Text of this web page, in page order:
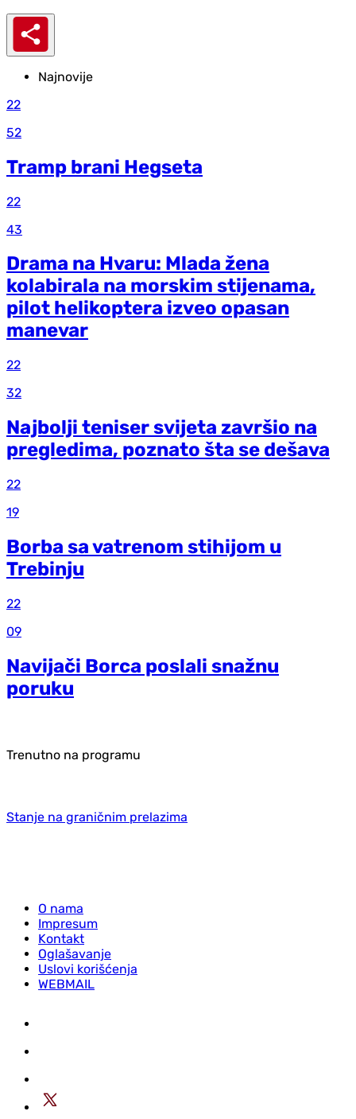
Najnovije
22
52
Tramp brani Hegseta
22
43
Drama na Hvaru: Mlada žena
kolabirala na morskim stijenama,
pilot helikoptera izveo opasan
manevar
22
32
Najbolji teniser svijeta završio na
pregledima, poznato šta se dešava
22
19
Borba sa vatrenom stihijom u
Trebinju
22
09
Navijači Borca poslali snažnu
poruku
Trenutno na programu
Stanje na graničnim prelazima
O nama
Impresum
Kontakt
Oglašavanje
Uslovi korišćenja
WEBMAIL